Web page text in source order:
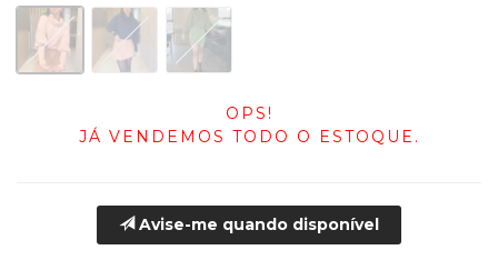
OPS!
JÁ VENDEMOS TODO O ESTOQUE.
Avise-me quando disponível